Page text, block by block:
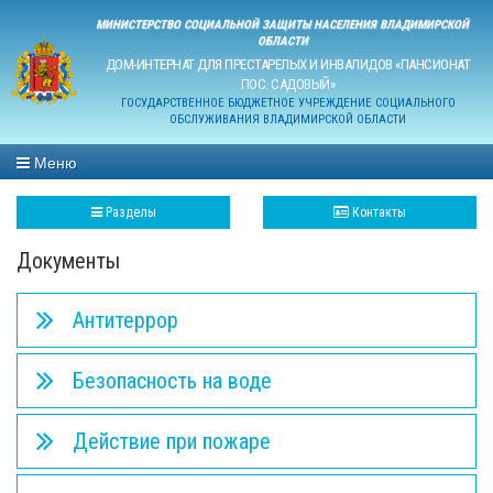
МИНИСТЕРСТВО СОЦИАЛЬНОЙ ЗАЩИТЫ НАСЕЛЕНИЯ ВЛАДИМИРСКОЙ
ОБЛАСТИ
ДОМ-ИНТЕРНАТ ДЛЯ ПРЕСТАРЕЛЫХ И ИНВАЛИДОВ «ПАНСИОНАТ
ПОС. САДОВЫЙ»
ГОСУДАРСТВЕННОЕ БЮДЖЕТНОЕ УЧРЕЖДЕНИЕ СОЦИАЛЬНОГО
ОБСЛУЖИВАНИЯ ВЛАДИМИРСКОЙ ОБЛАСТИ
Меню
Разделы Контакты
Документы
Антитеррор
Безопасность на воде
Действие при пожаре